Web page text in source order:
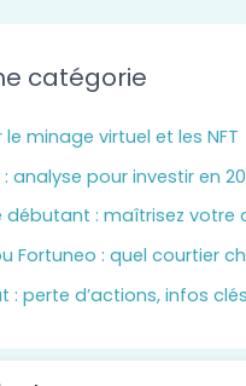
catégorie
le minage virtuel et les NFT
analyse pour investir en
débutant : maîtrisez votre
Fortuneo : quel courtier
: perte d’actions, infos clés